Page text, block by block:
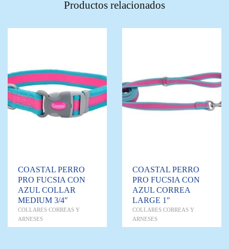
Productos relacionados
COASTAL PERRO
PRO FUCSIA CON
AZUL COLLAR
MEDIUM 3/4″
COLLARES CORREAS Y
ARNESES
COASTAL PERRO
PRO FUCSIA CON
AZUL CORREA
LARGE 1″
COLLARES CORREAS Y
ARNESES